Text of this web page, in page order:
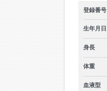
登録番号
生年月日
身長
体重
血液型